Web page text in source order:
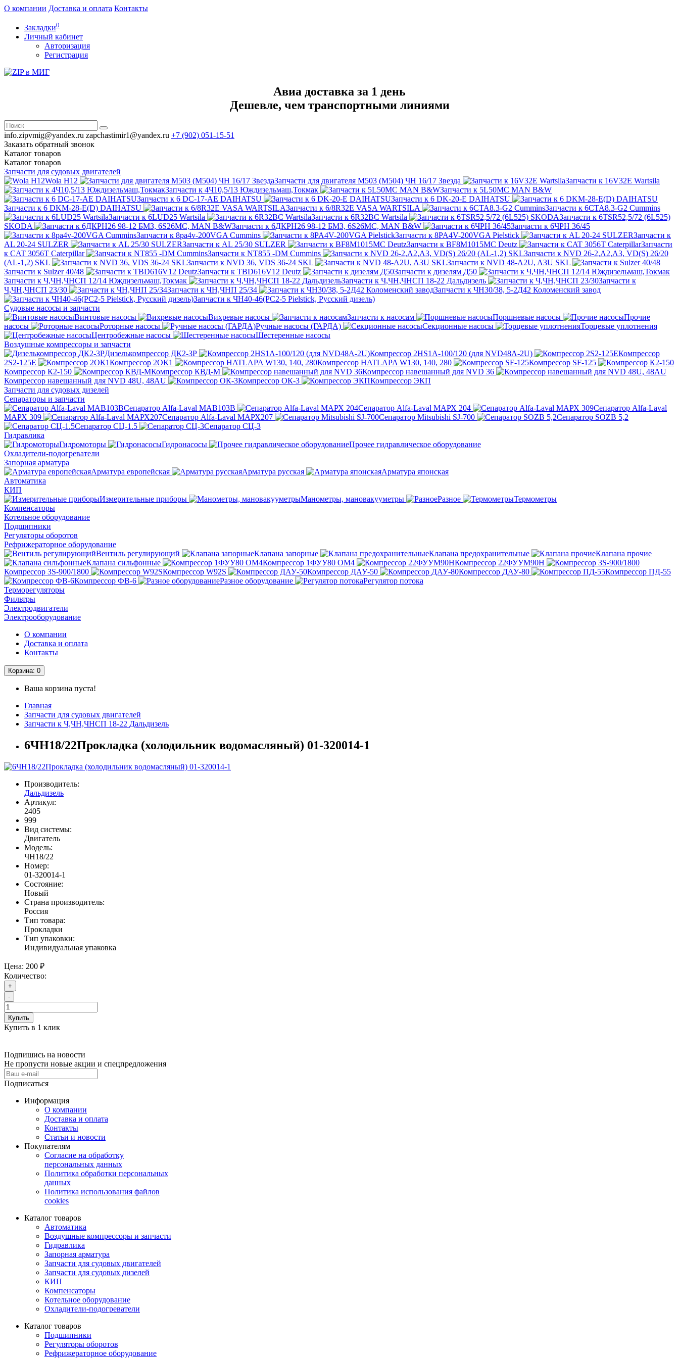
О компании Доставка и оплата Контакты
Закладки0
Личный кабинет
Авторизация
Регистрация
Авиа доставка за 1 день
Дешевле, чем транспортными линиями
info.zipvmig@yandex.ru zapchastimir1@yandex.ru +7 (902) 051-15-51
Заказать обратный звонок
Каталог товаров
Каталог товаров
Запчасти для судовых двигателей
Wola H12
Запчасти для двигателя M503 (M504) ЧН 16/17 Звезда
Запчасти к 16V32E Wartsila
Запчасти к 4Ч10,5/13 Юждизельмаш,Токмак
Запчасти к 5L50MC MAN B&W
Запчасти к 6 DC-17-AE DAIHATSU
Запчасти к 6 DK-20-E DAIHATSU
Запчасти к 6 DKM-28-E(D) DAIHATSU
Запчасти к 6/8R32E VASA WARTSILA
Запчасти к 6CTA8.3-G2 Cummins
Запчасти к 6LUD25 Wartsila
Запчасти к 6R32BC Wartsila
Запчасти к 6TSR52,5/72 (6L525)
SKODA
Запчасти к 6ДКРН26 98-12 БМЗ, 6S26MC, MAN B&W
Запчасти к 6ЧРН 36/45
Запчасти к 8pa4v-200VGA Cummins
Запчасти к 8PA4V-200VGA Pielstick
Запчасти к
AL 20-24 SULZER
Запчасти к AL 25/30 SULZER Запчасти к BF8M1015MC Deutz
Запчасти
к CAT 3056T Caterpillar
Запчасти к NT855 -DM Cummins
Запчасти к NVD 26-2,A2,A3, VD(S) 26/20
(AL-1,2) SKL
Запчасти к NVD 36, VDS 36-24 SKL
Запчасти к NVD 48-A2U, A3U SKL
Запчасти к Sulzer 40/48
Запчасти к TBD616V12 Deutz
Запчасти к дизелям Д50
Запчасти к Ч,ЧН,ЧНСП 12/14 Юждизельмаш,Токмак
Запчасти к Ч,ЧН,ЧНСП 18-22 Дальдизель
Запчасти к
Ч,ЧН,ЧНСП 23/30
Запчасти к ЧН,ЧНП 25/34
Запчасти к ЧН30/38, 5-2Д42 Коломенский завод
Запчасти к ЧН40-46(PC2-5 Pielstick, Русский дизель)
Судовые насосы и запчасти
Винтовые насосы
Вихревые насосы Запчасти к насосам Поршневые насосы
Прочие
насосы
Роторные насосы Ручные насосы (ГАРДА) Секционные насосы
Торцевые уплотнения
Центробежные насосы
Шестеренные насосы
Воздушные компрессоры и запчасти
Дизелькомпрессор ДК2-3Р
Компрессор 2HS1A-100/120 (для NVD48A-2U)
Компрессор
2S2-125Е
Компрессор 2ОК1 Компрессор HATLAPA W130, 140, 280
Компрессор SF-125
Компрессор К2-150
Компрессор КВД-М
Компрессор навешанный для NVD 36
Компрессор навешанный для NVD 48U, 48AU
Компрессор ОК-3
Компрессор ЭКП
Запчасти для судовых дизелей
Сепараторы и запчасти
Сепаратор Alfa-Laval МАВ103В
Сепаратор Alfa-Laval МАРХ 204
Сепаратор Alfa-Laval
МАРХ 309
Сепаратор Alfa-Laval МАРХ207 Сепаратор Mitsubishi SJ-700
Сепаратор SOZB 5,2
Сепаратор СЦ-1.5
Сепаратор СЦ-3
Гидравлика
Гидромоторы
Гидронасосы
Прочее гидравлическое оборудование
Охладители-подогреватели
Запорная арматура
Арматура европейская
Арматура русская
Арматура японская
Автоматика
КИП
Измерительные приборы
Манометры, мановакууметры Разное
Термометры
Компенсаторы
Котельное оборудование
Подшипники
Регуляторы оборотов
Рефрижераторное оборудование
Вентиль регулирующий
Клапана запорные Клапана предохранительные
Клапана прочие
Клапана сильфонные
Компрессор 1ФУУ80 ОМ4
Компрессор 22ФУУМ90Н
Компрессор 3S-900/1800
Компрессор W92S Компрессор ДАУ-50 Компрессор ДАУ-80
Компрессор ПД-55
Компрессор ФВ-6
Разное оборудование
Регулятор потока
Терморегуляторы
Фильтры
Электродвигатели
Электрооборудование
О компании
Доставка и оплата
Контакты
Корзина: 0
Ваша корзина пуста!
Главная
Запчасти для судовых двигателей
Запчасти к Ч,ЧН,ЧНСП 18-22 Дальдизель
6ЧН18/22Прокладка (холодильник водомасляный) 01-320014-1
Производитель:
Дальдизель
Артикул:
2405
999
Вид системы:
Двигатель
Модель:
ЧН18/22
Номер:
01-320014-1
Состояние:
Новый
Страна производитель:
Россия
Тип товара:
Прокладки
Тип упаковки:
Индивидуальная упаковка
Цена: 200 ₽
Количество:
+
-
Купить
Купить в 1 клик
Подпишись на новости
Не пропусти новые акции и спецпредложения
Подписаться
Информация
О компании
Доставка и оплата
Контакты
Статьи и новости
Покупателям
Согласие на обработку
персональных данных
Политика обработки персональных
данных
Политика использования файлов
cookies
Каталог товаров
Автоматика
Воздушные компрессоры и запчасти
Гидравлика
Запорная арматура
Запчасти для судовых двигателей
Запчасти для судовых дизелей
КИП
Компенсаторы
Котельное оборудование
Охладители-подогреватели
Каталог товаров
Подшипники
Регуляторы оборотов
Рефрижераторное оборудование